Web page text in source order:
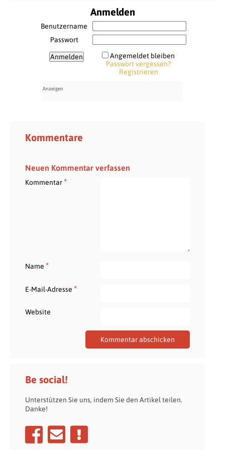
Anmelden
Benutzername
Passwort
Angemeldet bleiben
Passwort vergessen?
Registrieren
Kommentare
Neuen Kommentar verfassen
Kommentar*
Name *
E-Mail-Adresse *
Website
Be social!
Unterstützen Sie uns, indem Sie den Artikel teilen.
Danke!